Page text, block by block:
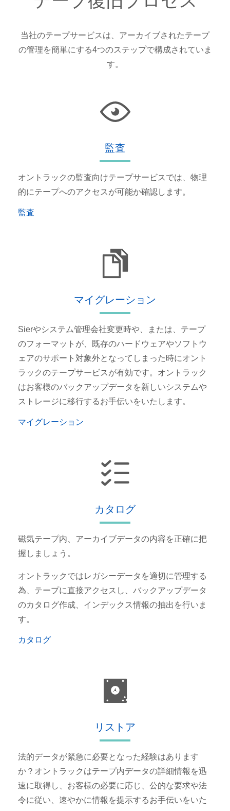
当社のテープサービスは、アーカイブされたテープ
の管理を簡単にする4つのステップで構成されていま
す。
監査
オントラックの監査向けテープサービスでは、物理
的にテープへのアクセスが可能か確認します。
監査
マイグレーション
Sierやシステム管理会社変更時や、または、テープ
のフォーマットが、既存のハードウェアやソフトウ
ェアのサポート対象外となってしまった時にオント
ラックのテープサービスが有効です。オントラック
はお客様のバックアップデータを新しいシステムや
ストレージに移行するお手伝いをいたします。
マイグレーション
カタログ
磁気テープ内、アーカイブデータの内容を正確に把
握しましょう。
オントラックではレガシーデータを適切に管理する
為、テープに直接アクセスし、バックアップデータ
のカタログ作成、インデックス情報の抽出を行いま
す。
カタログ
リストア
法的データが緊急に必要となった経験はあります
か？オントラックはテープ内データの詳細情報を迅
速に取得し、お客様の必要に応じ、公的な要求や法
令に従い、速やかに情報を提示するお手伝いをいた